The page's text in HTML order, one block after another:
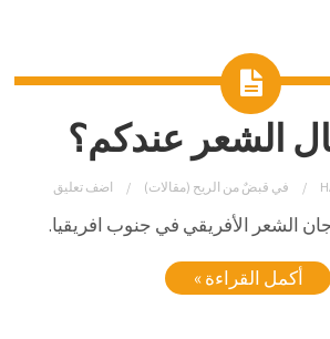
الشعر عندكم؟
في قبضٌ من الريح (مقالات) اضف تعليق
الشعر الأفريقي في جنوب افريقيا.
أكمل القراءة »